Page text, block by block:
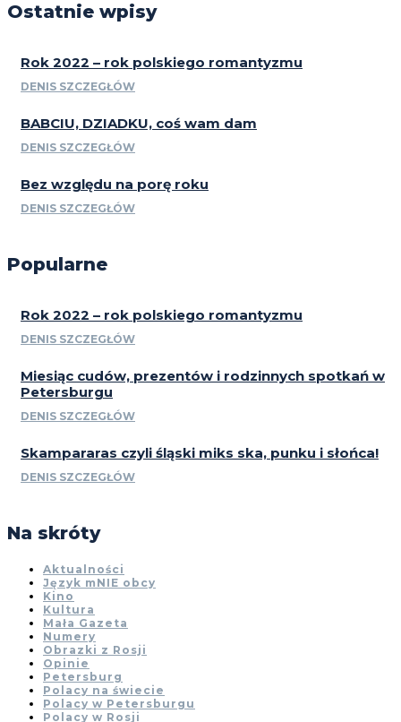
Ostatnie wpisy
Rok 2022 – rok polskiego romantyzmu
DENIS SZCZEGŁÓW
BABCIU, DZIADKU, coś wam dam
DENIS SZCZEGŁÓW
Bez względu na porę roku
DENIS SZCZEGŁÓW
Popularne
Rok 2022 – rok polskiego romantyzmu
DENIS SZCZEGŁÓW
Miesiąc cudów, prezentów i rodzinnych spotkań w
Petersburgu
DENIS SZCZEGŁÓW
Skampararas czyli śląski miks ska, punku i słońca!
DENIS SZCZEGŁÓW
Na skróty
Aktualności
Język mNIE obcy
Kino
Kultura
Mała Gazeta
Numery
Obrazki z Rosji
Opinie
Petersburg
Polacy na świecie
Polacy w Petersburgu
Polacy w Rosji